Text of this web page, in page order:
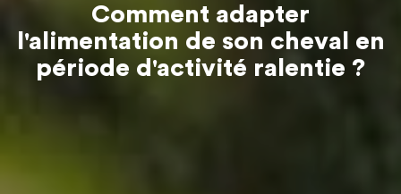
Comment adapter
l'alimentation de son cheval en
période d'activité ralentie ?